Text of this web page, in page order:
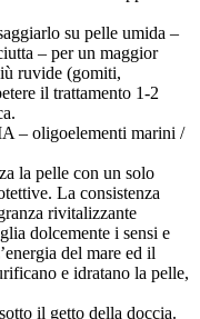
su pelle umida –
– per un maggior
ruvide (gomiti,
il trattamento 1-2
– oligoelementi marini /
la pelle con un solo
La consistenza
rivitalizzante
dolcemente i sensi e
del mare ed il
e idratano la pelle,
il getto della doccia.